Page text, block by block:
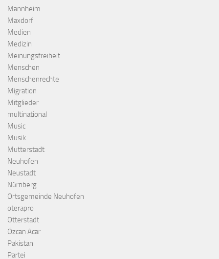
Mannheim
Maxdorf
Medien
Medizin
Meinungsfreiheit
Menschen
Menschenrechte
Migration
Mitglieder
multinational
Music
Musik
Mutterstadt
Neuhofen
Neustadt
Nürnberg
Ortsgemeinde Neuhofen
oterapro
Otterstadt
Özcan Acar
Pakistan
Partei